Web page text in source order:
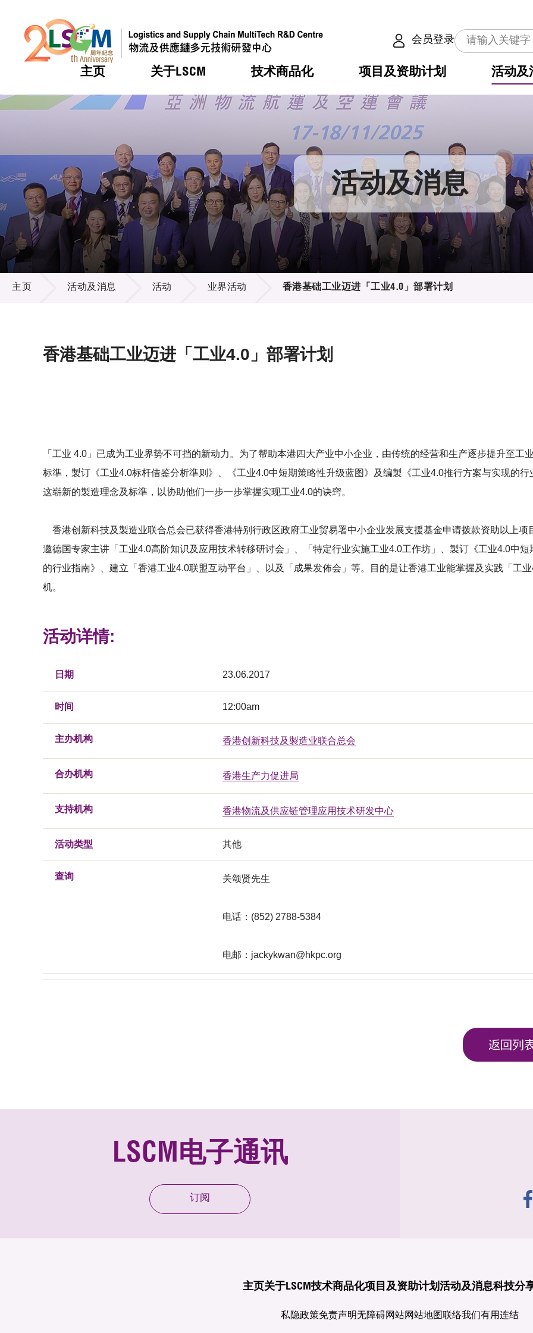
会员登录
主页 关于LSCM
热门 机构简介
组织架构
组织架构
董事局
研究顾问
招标通告
技术商品化
热门 服务
可获授权之技术
应用于公共服务之创新技术
重点项目
项目及资助计划
热门 合作计划
资助计划
资助计划
税务优惠
申请
评审
征求研发项目计划书
项目资料库
活动及
热门 活动
奖项
新闻中心
媒体报导
新闻稿
资讯中心
多媒体
出版刊物
热门 会籍及服务
会员列表
会员登入 活动及消息
活动及消息
主页 活动及消息 活动 业界活动 香港基础工业迈进「工业4.0」部署计划
香港基础工业迈进「工业4.0」部署计划
「工业 4.0」已成为工业界势不可挡的新动力。为了帮助本港四大产业中小企业，由传统的经营和生产逐步提升至工
标準，製订《工业4.0标杆借鉴分析準则》、《工业4.0中短期策略性升级蓝图》及编製《工业4.0推行方案与实现的
这崭新的製造理念及标準，以协助他们一步一步掌握实现工业4.0的诀窍。
香港创新科技及製造业联合总会已获得香港特别行政区政府工业贸易署中小企业发展支援基金申请拨款资助以上
邀德国专家主讲「工业4.0高阶知识及应用技术转移研讨会」、「特定行业实施工业4.0工作坊」、製订《工业4.0中
的行业指南》、建立「香港工业4.0联盟互动平台」、以及「成果发佈会」等。目的是让香港工业能掌握及实践「工
机。
活动详情:
日期 23.06.2017
时间 12:00am
主办机构 香港创新科技及製造业联合总会
合办机构 香港生产力促进局
支持机构 香港物流及供应链管理应用技术研发中心
活动类型 其他
查询 关颂贤先生
电话：(852) 2788-5384
电邮： jackykwan@hkpc.org
返回列
LSCM电子通讯
订阅
主页关于LSCM技术商品化项目及资助计划活动及消息科技分
私隐政策免责声明无障碍网站网站地图联络我们有用连结